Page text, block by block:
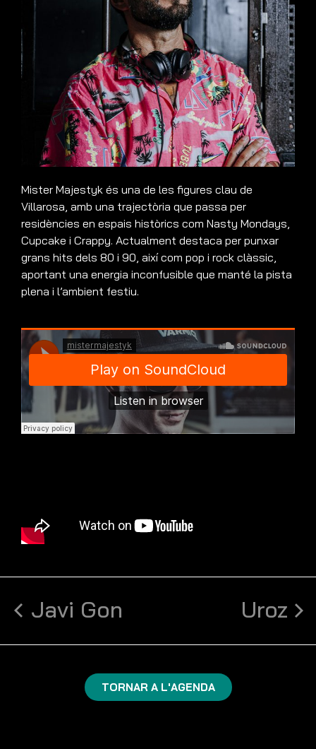
Mister Majestyk és una de les figures clau de
Villarosa, amb una trajectòria que passa per
residències en espais històrics com Nasty Mondays,
Cupcake i Crappy. Actualment destaca per punxar
grans hits dels 80 i 90, així com pop i rock clàssic,
aportant una energia inconfusible que manté la pista
plena i l’ambient festiu.
Javi Gon Uroz
TORNAR A L'AGENDA